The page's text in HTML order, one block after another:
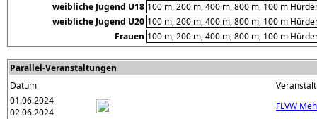
weibliche Jugend U18 100 m, 200 m, 400 m, 800 m, 100 m
weibliche Jugend U20 100 m, 200 m, 400 m, 800 m, 100 m
Frauen 100 m, 200 m, 400 m, 800 m, 100 m
Parallel-Veranstaltungen
Datum
01.06.2024-
02.06.2024
FLVW